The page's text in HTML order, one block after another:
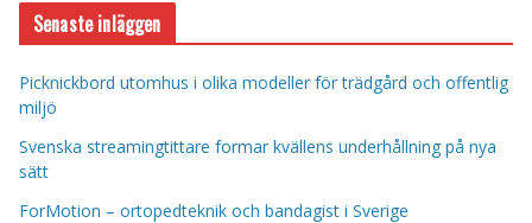
Senaste inläggen
Picknickbord utomhus i olika modeller för trädgård och offentlig
miljö
Svenska streamingtittare formar kvällens underhållning på nya
sätt
ForMotion – ortopedteknik och bandagist i Sverige